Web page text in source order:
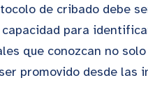
de cribado debe
para
que conozcan no
promovido desde las